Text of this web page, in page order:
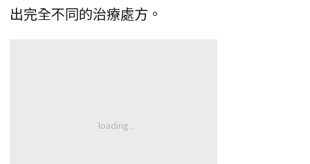
出完全不同的治療處方。